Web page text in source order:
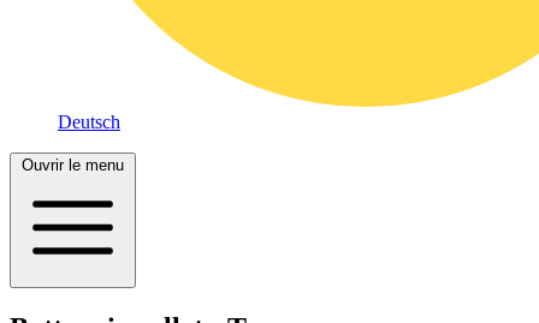
Deutsch
Ouvrir le menu